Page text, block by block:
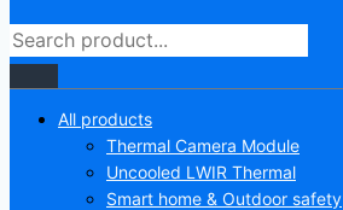
All products
Thermal Camera Module
Uncooled LWIR Thermal
Smart home & Outdoor safety